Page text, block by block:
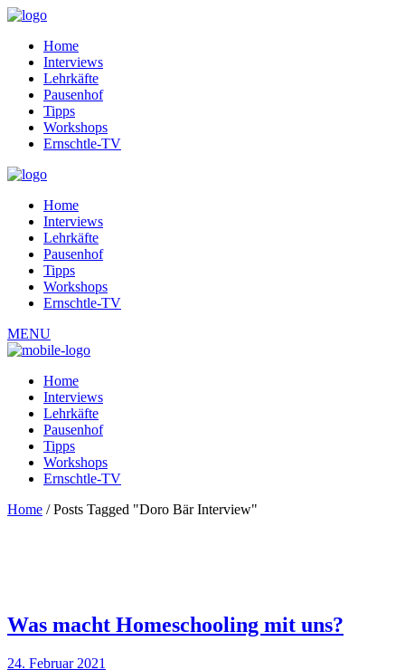
Home
Interviews
Lehrkäfte
Pausenhof
Tipps
Workshops
Ernschtle-TV
Home
Interviews
Lehrkäfte
Pausenhof
Tipps
Workshops
Ernschtle-TV
MENU
Home
Interviews
Lehrkäfte
Pausenhof
Tipps
Workshops
Ernschtle-TV
Home /Posts Tagged "Doro Bär Interview"
Was macht Homeschooling mit uns?
24. Februar 2021